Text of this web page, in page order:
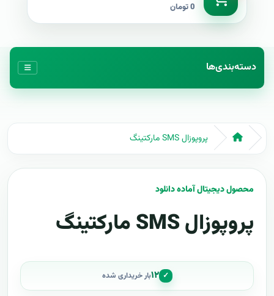
0 تومان
دسته‌بندی‌ها
پروپوزال SMS مارکتینگ
محصول دیجیتال آماده دانلود
پروپوزال SMS مارکتینگ
✓ ۱۲بار خریداری شده